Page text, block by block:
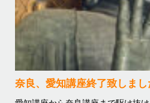
奈良、愛知講座終了致しまし